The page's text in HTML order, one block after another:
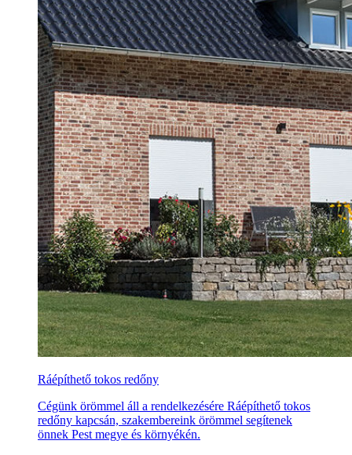
Ráépíthető tokos redőny
Cégünk örömmel áll a rendelkezésére Ráépíthető tokos
redőny kapcsán, szakembereink örömmel segítenek
önnek Pest megye és környékén.